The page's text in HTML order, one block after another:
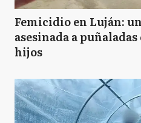
Femicidio en Luján:
asesinada a
hijos